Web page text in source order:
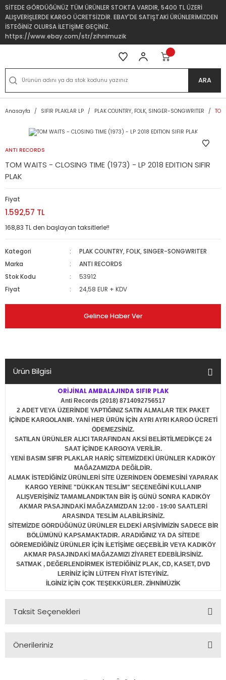
SİTEDE GÖRDÜĞÜNÜZ TÜM ÜRÜNLER STOKTA VARDIR, 5400 TL ÜZERİ
ALIŞVERİŞLERDE KARGO ÜCRETSİZDİR. EBAY'DE SATIŞTAKİ ÜRÜNLERİMİZDEN
İSTEĞİNİZ OLURSA İLETİŞİME GEÇİNİZ.
https://www.ebay.com/str/zihnimuzik
ARA
Anasayfa SIFIR PLAKLAR LP PLAK COUNTRY, FOLK, SINGER-SONGWRITER
ANTI RECORDS
TOM WAITS - CLOSING TIME (1973) - LP 2018 EDITION SIFIR
PLAK
Fiyat
1.592,57 TL
168,83 TL den başlayan taksitlerle!!
Kategori
PLAK COUNTRY, FOLK, SINGER-SONGWRITER
Marka
ANTI RECORDS
Stok Kodu
53912
Fiyat
24,58 EUR + KDV
Gelince Haber Ver
Ürün Bilgisi
ORİJİNAL AMBALAJINDA SIFIR PLAK
Anti Records (2018) 8714092756517
2 ADET VEYA ÜZERİNDE YAPTIĞINIZ SATIN ALMALAR TEK PAKET
İÇİNDE KARGOLANIR. YANİ HER ÜRÜN İÇİN AYRI AYRI KARGO ÜCRETİ
ÖDEMEZSİNİZ.
SATILAN ÜRÜNLER ALICI TARAFINDAN AKSİ BELİRTİLMEDİKÇE 24
SAAT İÇİNDE KARGOYA VERİLİR.
YENİ BASIM SIFIR PLAKLAR HARİÇ SİTEMİZDEKİ ÜRÜNLER KADIKÖY
MAĞAZAMIZDA DEĞİLDİR.
ALMAK İSTEDİĞİNİZ ÜRÜNLERİ SİTE ÜZERİNDEN ÖDEMESİNİ YAPARAK
KARGO YERİNE "DÜKKAN TESLİM" SEÇENEĞİNİ KULLANIP
ALIŞVERİŞİNİZ TAMAMLANDIKTAN BİR İŞ GÜNÜ SONRA KADIKÖY
AKMAR PASAJINDAKİ MAĞAZAMIZDAN 12:00 - 19:00 SAATLERİ
ARASINDA TESLİM ALABİLİRSİNİZ.
SİTEMİZDE GÖRDÜĞÜNÜZ ÜRÜNLER ELDEKİ ARŞİVİMİZİN SADECE BİR
BÖLÜMÜNÜ KAPSAMAKTADIR. ARADIĞINIZ YA DA SİTEDE
GÖREMEDİĞİNİZ ÜRÜNLER İÇİN İLETİŞİME GEÇEBİLİR VEYA KADIKÖY
AKMAR PASAJINDAKİ MAĞAZAMIZI ZİYARET EDEBİLİRSİNİZ.
SATMAK , DEĞERLENDİRMEK İSTEDİĞİNİZ PLAK, CD, KASET, DVD
LERİNİZ İÇİN LÜTFEN FİYAT İSTEYİNİZ.
İLGİNİZ İÇİN ÇOK TEŞEKKÜRLER. ZİHNİMÜZİK
Taksit Seçenekleri
Önerileriniz